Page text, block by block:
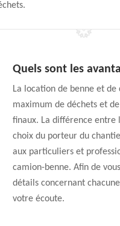
Quels sont les
La location de benne et
maximum de déchets et
finaux. La différence entre
choix du porteur du
aux particuliers et
camion-benne. Afin de
détails concernant
votre écoute.